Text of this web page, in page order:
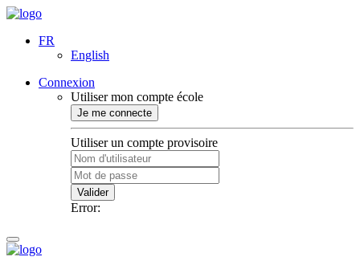
FR
English
Connexion
Utiliser mon compte école
Je me connecte
Utiliser un compte provisoire
Valider
Error: